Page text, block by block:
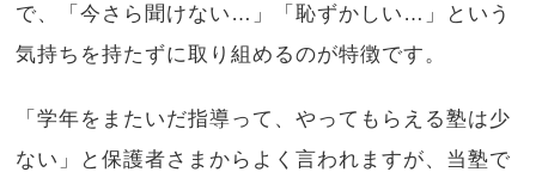
で、「今さら聞けない…」「恥ずかしい…」という
気持ちを持たずに取り組めるのが特徴です。
「学年をまたいだ指導って、やってもらえる塾は少
ない」と保護者さまからよく言われますが、当塾で